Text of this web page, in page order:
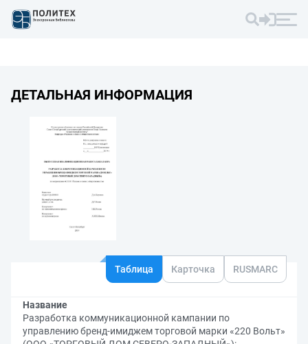
ДЕТАЛЬНАЯ ИНФОРМАЦИЯ
Таблица Карточка RUSMARC
Название
Разработка коммуникационной кампании по
управлению бренд-имиджем торговой марки «220 Вольт»